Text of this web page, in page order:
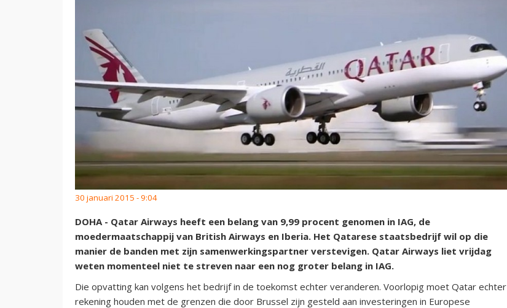
30 januari 2015 - 9:04
DOHA - Qatar Airways heeft een belang van 9,99 procent genomen in IAG, de
moedermaatschappij van British Airways en Iberia. Het Qatarese staatsbedrijf wil op die
manier de banden met zijn samenwerkingspartner verstevigen. Qatar Airways liet vrijdag
weten momenteel niet te streven naar een nog groter belang in IAG.
Die opvatting kan volgens het bedrijf in de toekomst echter veranderen. Voorlopig moet Qatar echter
rekening houden met de grenzen die door Brussel zijn gesteld aan investeringen in Europese